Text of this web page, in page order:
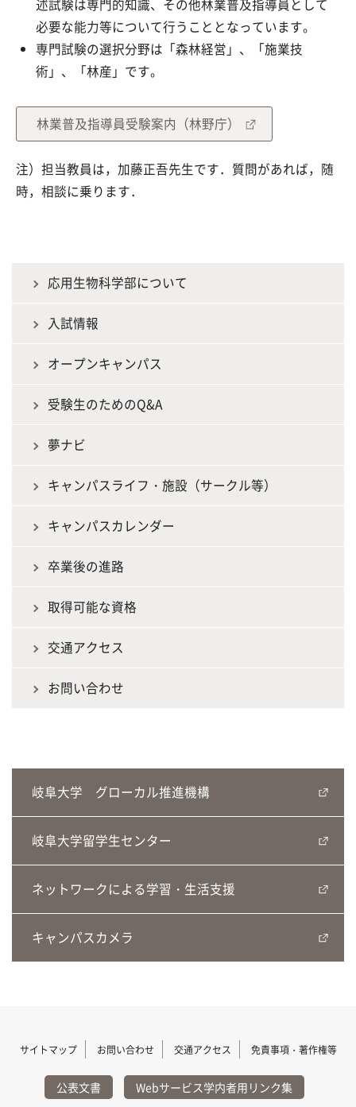
述試験は専門的知識、その他林業普及指導員として
必要な能力等について行うこととなっています。
専門試験の選択分野は「森林経営」、「施業技
術」、「林産」です。
林業普及指導員受験案内（林野庁）
注）担当教員は，加藤正吾先生です．質問があれば，随
時，相談に乗ります．
応用生物科学部について
入試情報
オープンキャンパス
受験生のためのQ&A
夢ナビ
キャンパスライフ・施設（サークル等）
キャンパスカレンダー
卒業後の進路
取得可能な資格
交通アクセス
お問い合わせ
岐阜大学 グローカル推進機構
岐阜大学留学生センター
ネットワークによる学習・生活支援
キャンパスカメラ
サイトマップ お問い合わせ 交通アクセス 免責事項・著作権等
公表文書 Webサービス学内者用リンク集